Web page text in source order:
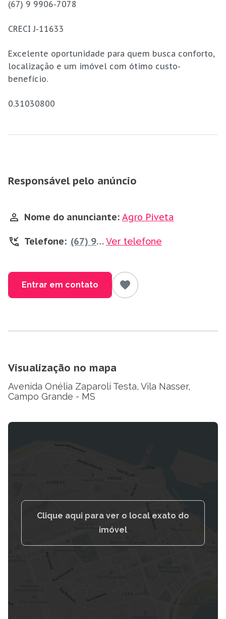
(67) 9 9906-7078
CRECI J-11633
Excelente oportunidade para quem busca conforto,
localização e um imóvel com ótimo custo-
benefício.
0.31030800
Responsável pelo anúncio
Nome do anunciante: Agro Piveta
Telefone: (67) 99906 7075Ver telefone
Entrar em contato
Visualização no mapa
Avenida Onélia Zaparoli Testa, Vila Nasser,
Campo Grande - MS
Clique aqui para ver o local exato do
imóvel